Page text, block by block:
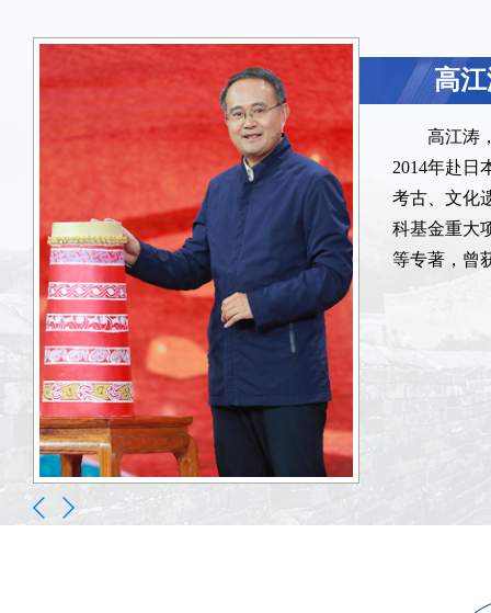
高
高江涛
2014年赴日
考古、文化
科基金重大
等专著，曾
高
高江涛
2014年赴日
考古、文化
科基金重大
等专著，曾
高
高江涛
2014年赴日
考古、文化
科基金重大
等专著，曾